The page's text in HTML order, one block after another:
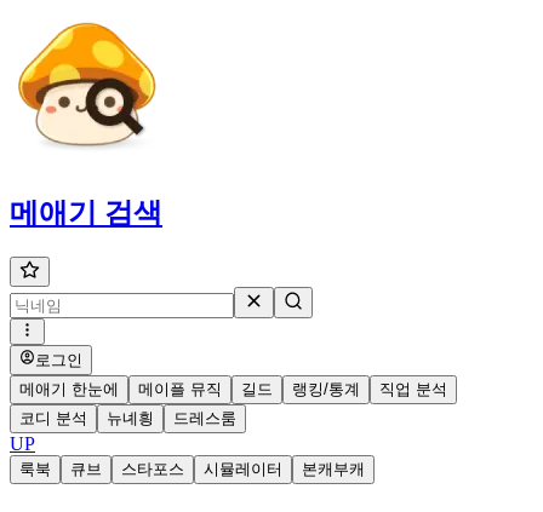
메애기 검색
로그인
메애기 한눈에
메이플 뮤직 길드 랭킹/통계
직업 분석
코디 분석
뉴녜힁 드레스룸
UP
룩북 큐브 스타포스 시뮬레이터 본캐부캐